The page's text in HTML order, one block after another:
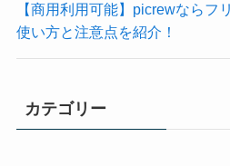
【商用利用可能】picrewならフ
使い方と注意点を紹介！
カテゴリー